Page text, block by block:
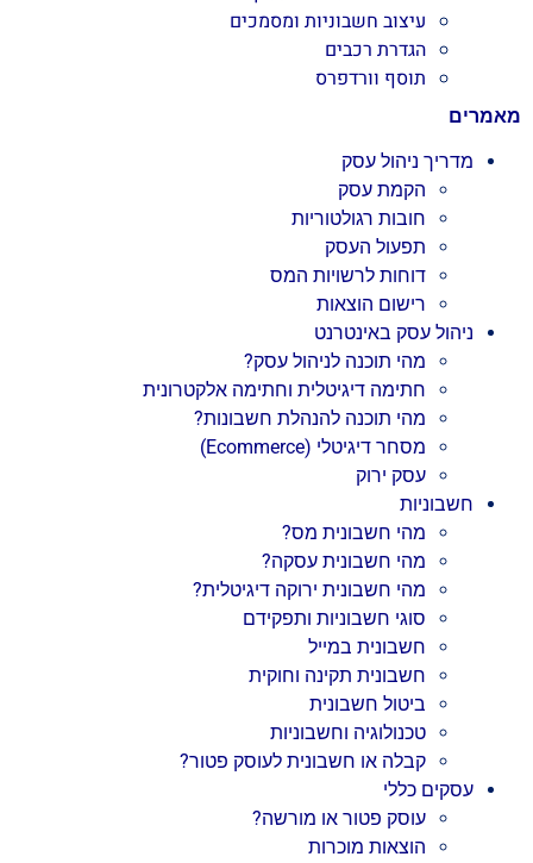
עיצוב חשבוניות ומסמכים
הגדרת רכבים
תוסף וורדפרס
מאמרים
מדריך ניהול עסק
הקמת עסק
חובות רגולטוריות
תפעול העסק
דוחות לרשויות המס
רישום הוצאות
ניהול עסק באינטרנט
מהי תוכנה לניהול עסק?
חתימה דיגיטלית וחתימה אלקטרונית
מהי תוכנה להנהלת חשבונות?
מסחר דיגיטלי (Ecommerce)
עסק ירוק
חשבוניות
מהי חשבונית מס?
מהי חשבונית עסקה?
מהי חשבונית ירוקה דיגיטלית?
סוגי חשבוניות ותפקידם
חשבונית במייל
חשבונית תקינה וחוקית
ביטול חשבונית
טכנולוגיה וחשבוניות
קבלה או חשבונית לעוסק פטור?
עסקים כללי
עוסק פטור או מורשה?
הוצאות מוכרות